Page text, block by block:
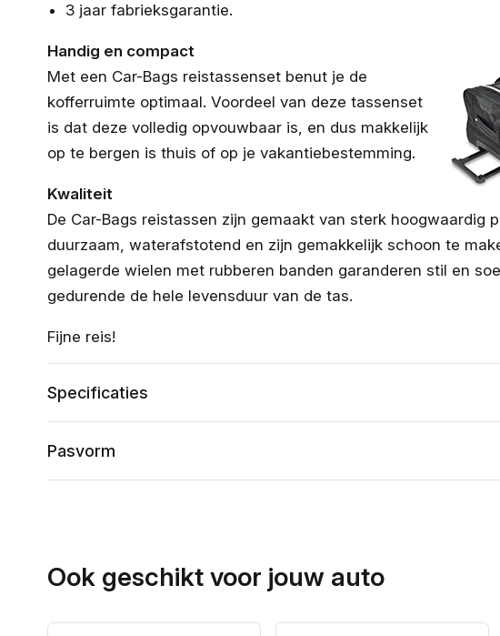
3 jaar fabrieksgarantie.
Handig en compact
Met een Car-Bags reistassenset benut je de
kofferruimte optimaal. Voordeel van deze tassenset
is dat deze volledig opvouwbaar is, en dus makkelijk
op te bergen is thuis of op je vakantiebestemming.
Kwaliteit
De Car-Bags reistassen zijn gemaakt van sterk hoogwaardig
duurzaam, waterafstotend en zijn gemakkelijk schoon te
gelagerde wielen met rubberen banden garanderen stil en
gedurende de hele levensduur van de tas.
Fijne reis!
Specificaties
Pasvorm
Ook geschikt voor jouw auto